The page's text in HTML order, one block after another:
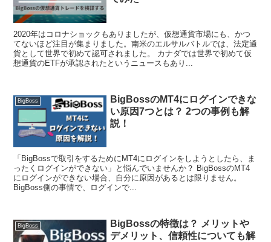
2020年はコロナショックもありましたが、仮想通貨市場にも、かつ
てないほど注目が集まりました。南米のエルサルバトルでは、法定通
貨として世界で初めて認可されました。 カナダでは世界で初めて仮
想通貨のETFが承認されたというニュースもあり...
BigBoss
BigBossのMT4にログインできな
い原因7つとは？ 2つの事例も解
説！
「BigBossで取引をするためにMT4にログインをしようとしたら、ま
ったくログインができない」と悩んでいませんか？ BigBossのMT4
にログインができない場合、自分に原因があるとは限りません。
BigBoss側の事情で、ログインで...
BigBoss
BigBossの特徴は？ メリットや
デメリット、信頼性についても解